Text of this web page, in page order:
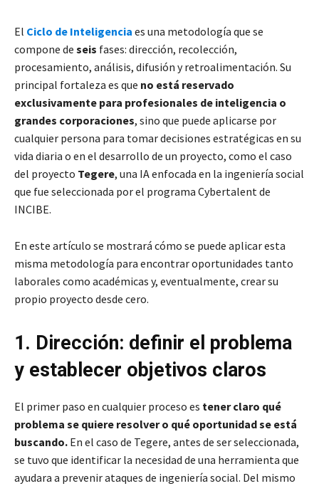
El Ciclo de Inteligencia es una metodología que se
compone de seis fases: dirección, recolección,
procesamiento, análisis, difusión y retroalimentación. Su
principal fortaleza es que no está reservado
exclusivamente para profesionales de inteligencia o
grandes corporaciones, sino que puede aplicarse por
cualquier persona para tomar decisiones estratégicas en su
vida diaria o en el desarrollo de un proyecto, como el caso
del proyecto Tegere, una IA enfocada en la ingeniería social
que fue seleccionada por el programa Cybertalent de
INCIBE.
En este artículo se mostrará cómo se puede aplicar esta
misma metodología para encontrar oportunidades tanto
laborales como académicas y, eventualmente, crear su
propio proyecto desde cero.
1. Dirección: definir el problema
y establecer objetivos claros
El primer paso en cualquier proceso es tener claro qué
problema se quiere resolver o qué oportunidad se está
buscando. En el caso de Tegere, antes de ser seleccionada,
se tuvo que identificar la necesidad de una herramienta que
ayudara a prevenir ataques de ingeniería social. Del mismo